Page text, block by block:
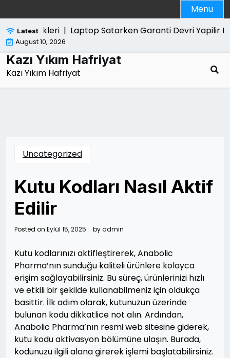
to
content
Menu
Latest
Ozellikleri | Laptop Satarken Garanti Devri Yapilir
August 10, 2026
Kazı Yıkım Hafriyat
Kazı Yıkım Hafriyat
Uncategorized
Kutu Kodları Nasıl Aktif
Edilir
Posted on Eylül 15, 2025 byadmin
Kutu kodlarınızı aktifleştirerek, Anabolic
Pharma’nın sunduğu kaliteli ürünlere kolayca
erişim sağlayabilirsiniz. Bu süreç, ürünlerinizi hızlı
ve etkili bir şekilde kullanabilmeniz için oldukça
basittir. İlk adım olarak, kutunuzun üzerinde
bulunan kodu dikkatlice not alın. Ardından,
Anabolic Pharma’nın resmi web sitesine giderek,
kutu kodu aktivasyon bölümüne ulaşın. Burada,
kodunuzu ilgili alana girerek işlemi başlatabilirsiniz.